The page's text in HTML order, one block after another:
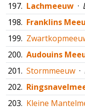
197. Lachmeeuw ·
198. Franklins
199.
200. Audouins
201. Stormmeeuw ·
202.
203. Kleine